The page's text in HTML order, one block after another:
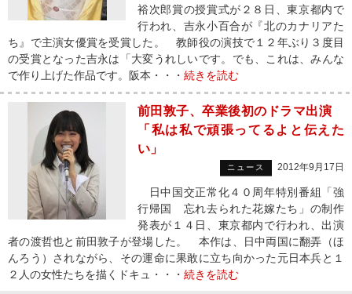
裕次郎賞の授賞式が２８日、東京都内で
行われ、吉永小百合が『北のカナリアた
ち』で主演女優賞を受賞した。 教師役の演技で１２年ぶり３度目
の受賞となった吉永は「大変うれしいです。でも、これは、みんな
で作り上げた作品です。阪本・・・ 続きを読む
前田敦子、卒業後初のドラマ出演
「私は私で頑張ってるよと伝えた
い」
ニュース 2012年9月17日
日中国交正常化４０周年特別番組「強
行帰国 忘れ去られた花嫁たち」の制作
発表が１４日、東京都内で行われ、出演
者の渡哲也と前田敦子が登場した。 本作は、日中両国に翻弄（ほ
んろう）されながら、その運命に果敢に立ち向かった元日本兵と１
２人の女性たちを描くドキュ・・・ 続きを読む